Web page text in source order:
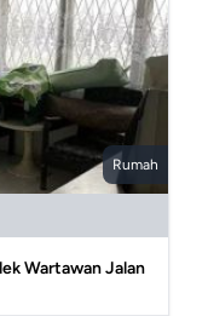
Rumah
Wartawan Jalan